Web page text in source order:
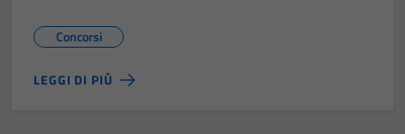
Concorsi
LEGGI DI PIÙ